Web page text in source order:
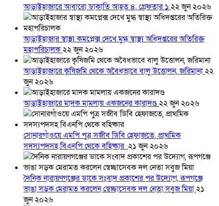
আড়াইহাজারে আবারো ডাকাতি আহত ৪, গ্রেফতার ১ ২২ জুন ২০২৬
আড়াইহাজার স্বাস্থ্য কমপ্লেক্স দেখে মুগ্ধ স্বাস্থ্য অধিদপ্তরের অতিরিক্ত
মহাপরিচালক২২ জুন ২০২৬
আড়াইহাজারে কৃষিজমি থেকে অবৈধভাবে বালু উত্তোলন, জরিমানা২২
জুন ২০২৬
আড়াইহাজারে মাদক মামলায় একজনের কারাদণ্ড২২ জুন ২০২৬
সোনারগাঁওয়ে এমপি পুত্র সজীব ডিবি হেফাজতে, প্রাথমিক
সদস্যপদসহ বিএনপি থেকে বহিষ্কার ২১ জুন ২০২৬
দৈনিক নারায়ণগঞ্জের ডাকে সংবাদ প্রকাশের পর উদ্যোগ, রূপগঞ্জে
ভাঙা সড়ক মেরামত করলেন স্বেচ্ছাসেবক দল নেতা সবুজ মিয়া২১
জুন ২০২৬